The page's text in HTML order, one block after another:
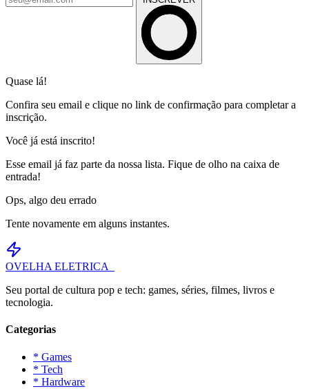
Quase lá!
Confira seu email e clique no link de confirmação para completar a
inscrição.
Você já está inscrito!
Esse email já faz parte da nossa lista. Fique de olho na caixa de
entrada!
Ops, algo deu errado
Tente novamente em alguns instantes.
OVELHA ELETRICA_
Seu portal de cultura pop e tech: games, séries, filmes, livros e
tecnologia.
Categorias
* Games
* Tech
* Hardware